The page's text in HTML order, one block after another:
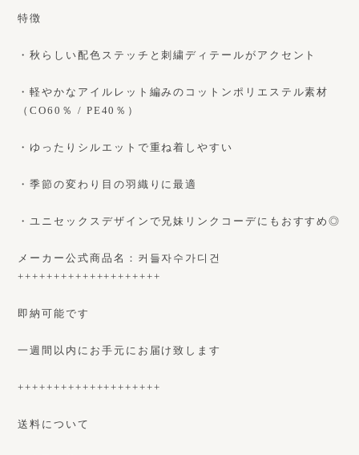
特徴
・秋らしい配色ステッチと刺繍ディテールがアクセント
・軽やかなアイルレット編みのコットンポリエステル素材
（CO60％ / PE40％）
・ゆったりシルエットで重ね着しやすい
・季節の変わり目の羽織りに最適
・ユニセックスデザインで兄妹リンクコーデにもおすすめ◎
メーカー公式商品名：커들자수가디건
++++++++++++++++++++
即納可能です
一週間以内にお手元にお届け致します
++++++++++++++++++++
送料について